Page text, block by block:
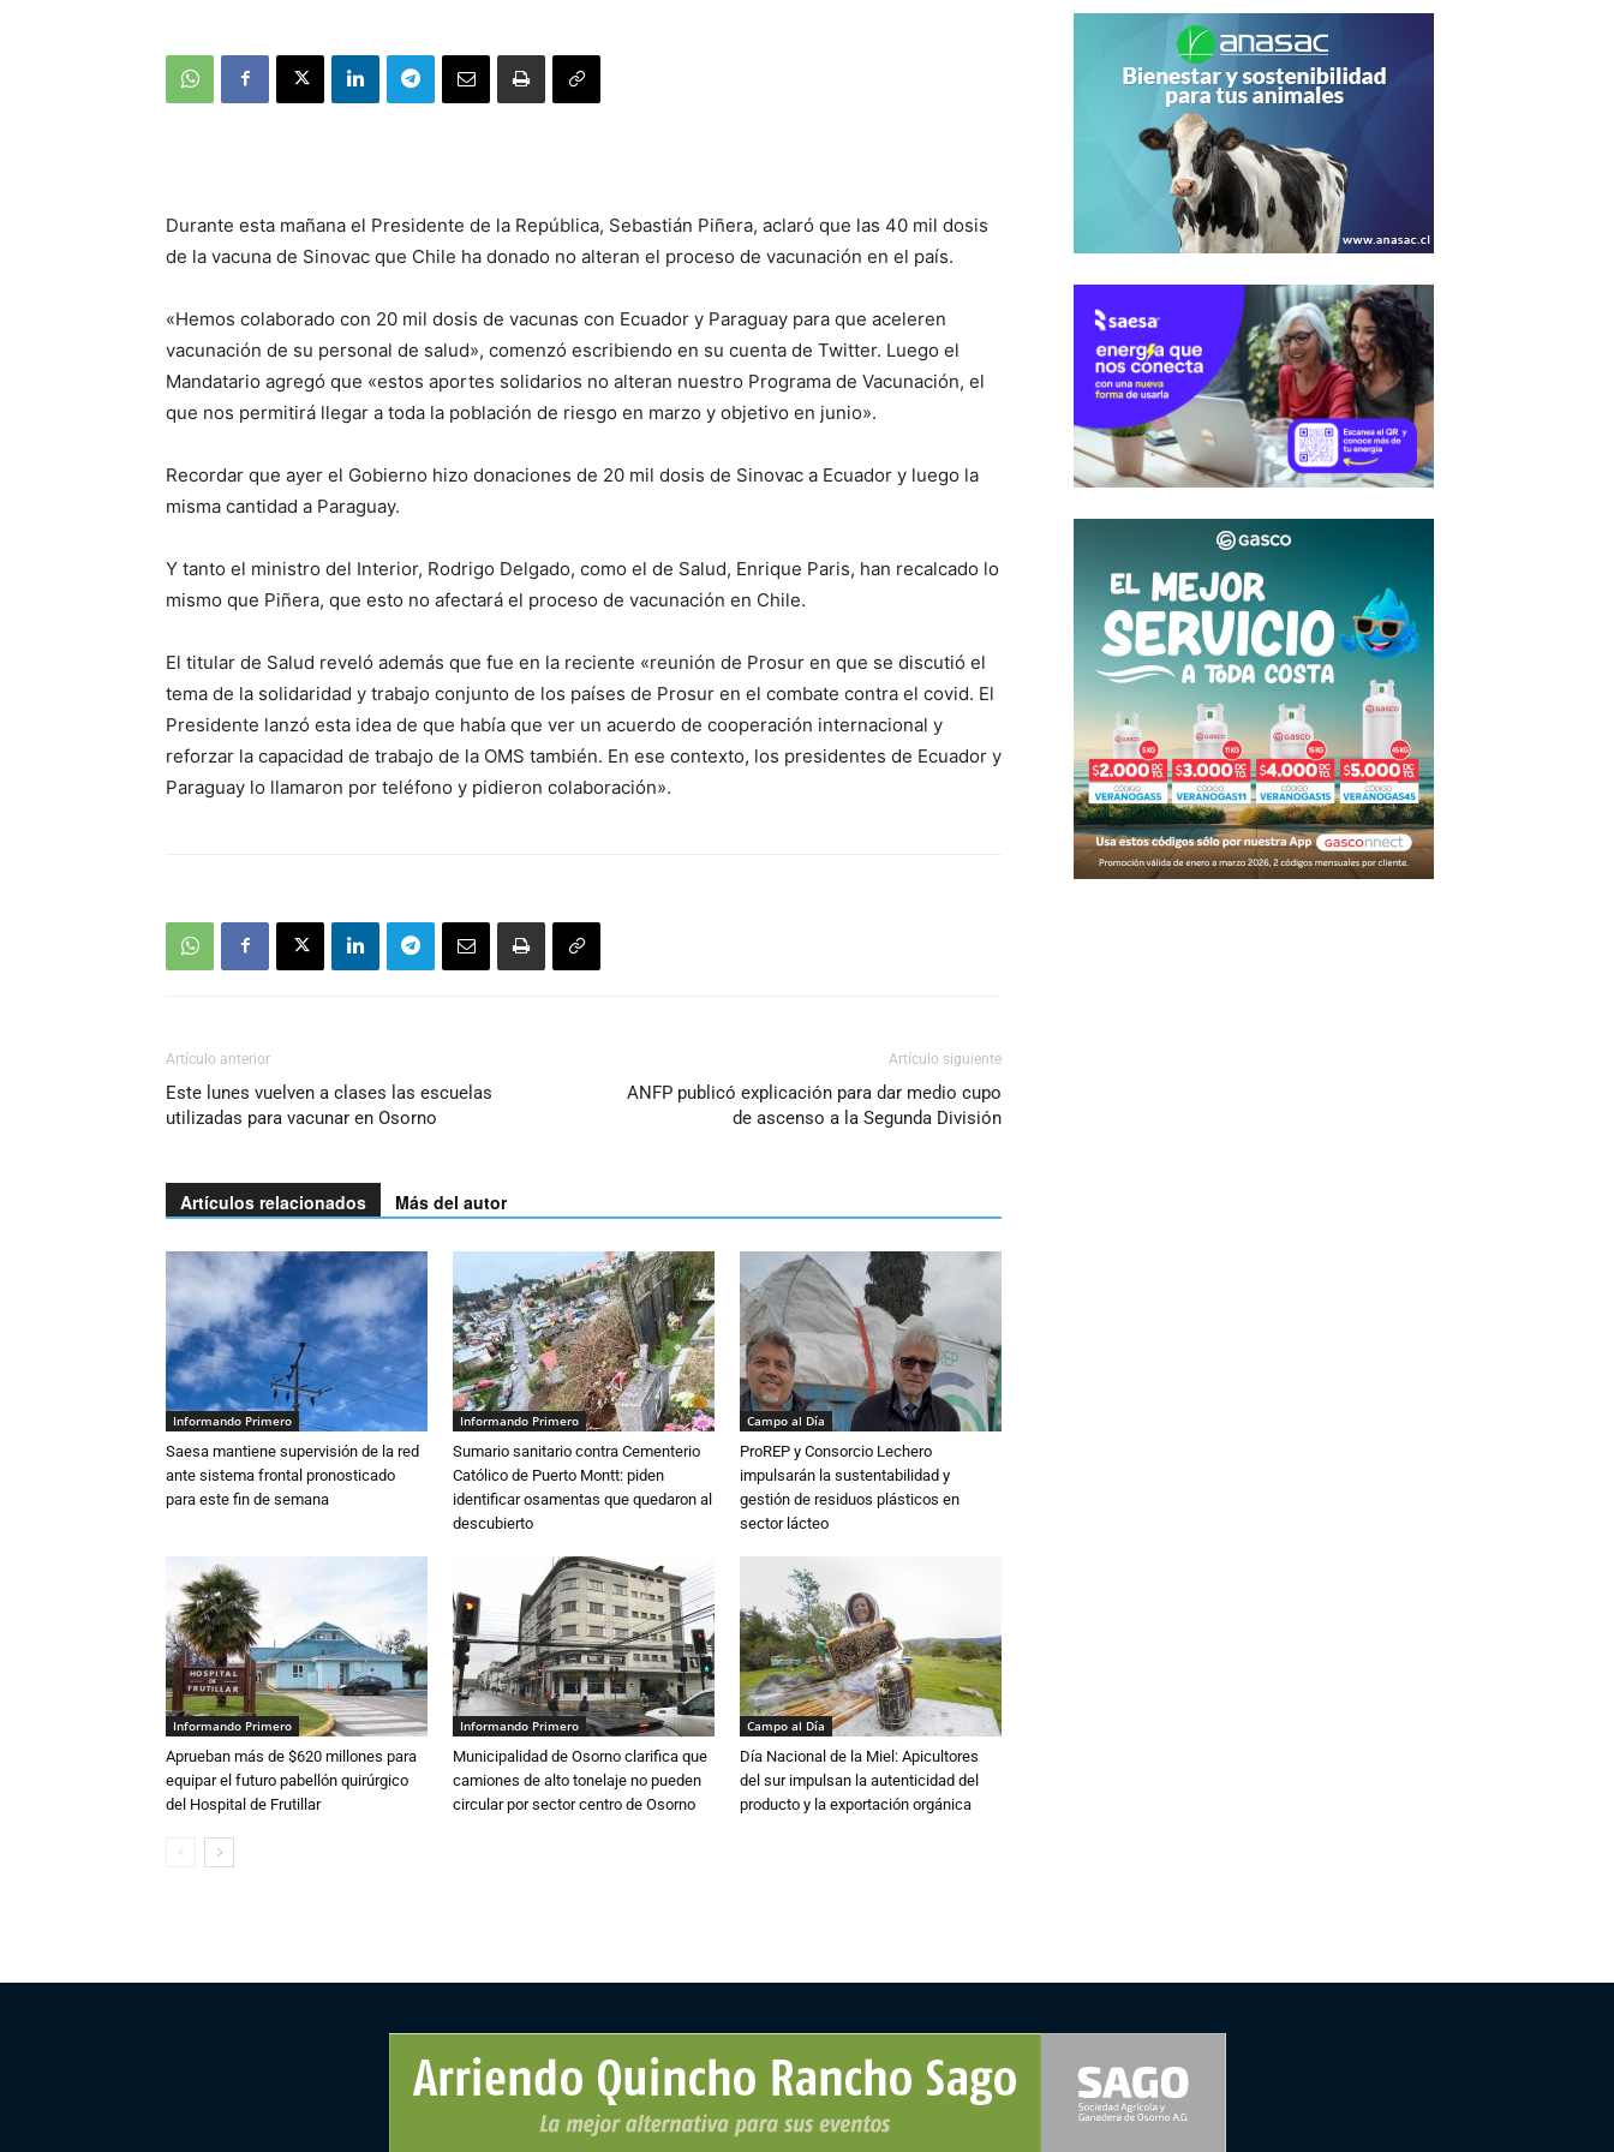
Durante esta mañana el Presidente de la República, Sebastián Piñera, aclaró que las 40 mil dosis
de la vacuna de Sinovac que Chile ha donado no alteran el proceso de vacunación en el país.
«Hemos colaborado con 20 mil dosis de vacunas con Ecuador y Paraguay para que aceleren
vacunación de su personal de salud», comenzó escribiendo en su cuenta de Twitter. Luego el
Mandatario agregó que «estos aportes solidarios no alteran nuestro Programa de Vacunación, el
que nos permitirá llegar a toda la población de riesgo en marzo y objetivo en junio».
Recordar que ayer el Gobierno hizo donaciones de 20 mil dosis de Sinovac a Ecuador y luego la
misma cantidad a Paraguay.
Y tanto el ministro del Interior, Rodrigo Delgado, como el de Salud, Enrique Paris, han recalcado lo
mismo que Piñera, que esto no afectará el proceso de vacunación en Chile.
El titular de Salud reveló además que fue en la reciente «reunión de Prosur en que se discutió el
tema de la solidaridad y trabajo conjunto de los países de Prosur en el combate contra el covid. El
Presidente lanzó esta idea de que había que ver un acuerdo de cooperación internacional y
reforzar la capacidad de trabajo de la OMS también. En ese contexto, los presidentes de Ecuador y
Paraguay lo llamaron por teléfono y pidieron colaboración».
Artículo anterior
Este lunes vuelven a clases las escuelas
utilizadas para vacunar en Osorno
Artículo siguiente
ANFP publicó explicación para dar medio cupo
de ascenso a la Segunda División
Artículos relacionados Más del autor
Informando Primero
Saesa mantiene supervisión de la red
ante sistema frontal pronosticado
para este fin de semana
Informando Primero
Sumario sanitario contra Cementerio
Católico de Puerto Montt: piden
identificar osamentas que quedaron al
descubierto
Campo al Día
ProREP y Consorcio Lechero
impulsarán la sustentabilidad y
gestión de residuos plásticos en
sector lácteo
Informando Primero
Aprueban más de $620 millones para
equipar el futuro pabellón quirúrgico
del Hospital de Frutillar
Informando Primero
Municipalidad de Osorno clarifica que
camiones de alto tonelaje no pueden
circular por sector centro de Osorno
Campo al Día
Día Nacional de la Miel: Apicultores
del sur impulsan la autenticidad del
producto y la exportación orgánica